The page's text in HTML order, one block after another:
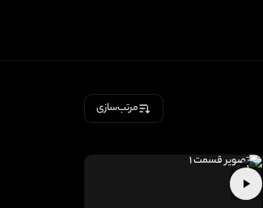
مرتب‌سازی
۱